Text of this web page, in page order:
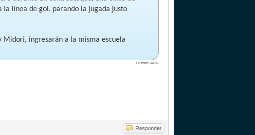
la línea de gol, parando la jugada justo
Midori, ingresarán a la misma escuela
Fuente: ANN
Responder